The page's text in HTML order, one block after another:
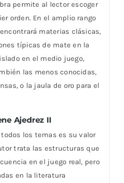
permite al lector escoger
orden. En el amplio rango
materias clásicas,
típicas de mate en la
en el medio juego,
las menos conocidas,
o la jaula de oro para el
Ajedrez II
los temas es su valor
trata las estructuras que
en el juego real, pero
en la literatura